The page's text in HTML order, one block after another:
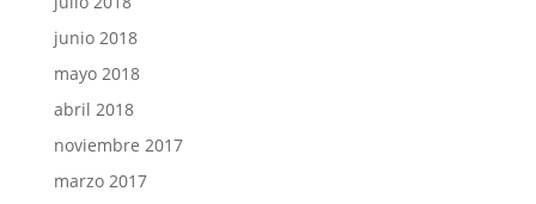
junio 2018
mayo 2018
abril 2018
noviembre 2017
marzo 2017